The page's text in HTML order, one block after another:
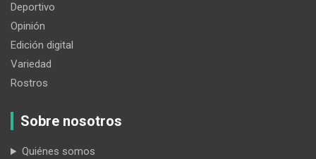
Deportivo
Opinión
Edición digital
Variedad
Rostros
Sobre nosotros
Quiénes somos